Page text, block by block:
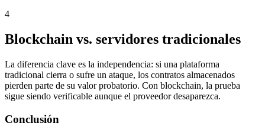
4
Blockchain vs. servidores tradicionales
La diferencia clave es la independencia: si una plataforma
tradicional cierra o sufre un ataque, los contratos almacenados
pierden parte de su valor probatorio. Con blockchain, la prueba
sigue siendo verificable aunque el proveedor desaparezca.
Conclusión